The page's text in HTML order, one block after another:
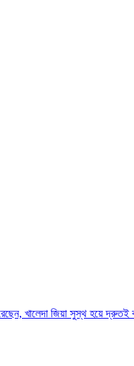
খালেদা জিয়া সুস্থ হয়ে দ্রুতই